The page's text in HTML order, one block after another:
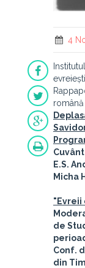
4
E.S.
Micha
"Evreii
de
Conf.
din